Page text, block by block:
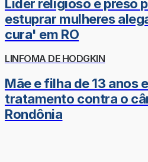
Líder religioso é preso
estuprar mulheres
cura' em RO
LINFOMA DE HODGKIN
Mãe e filha de 13 anos
tratamento contra o
Rondônia